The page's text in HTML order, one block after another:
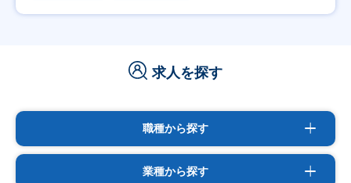
求人を探す
職種から探す
業種から探す